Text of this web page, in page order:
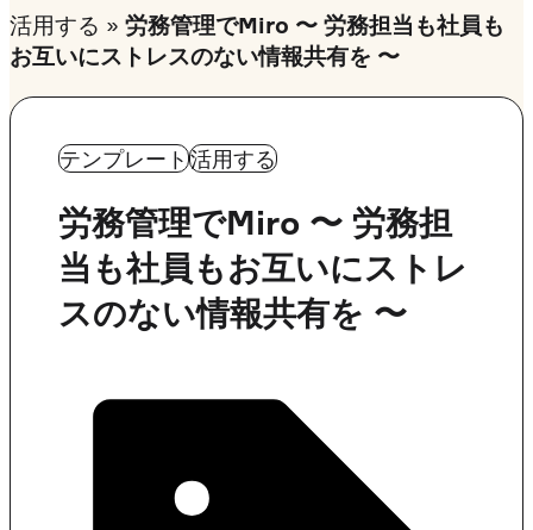
活用する » 労務管理でMiro 〜 労務担当も社員も
お互いにストレスのない情報共有を 〜
テンプレート活用する
労務管理でMiro 〜 労務担
当も社員もお互いにストレ
スのない情報共有を 〜